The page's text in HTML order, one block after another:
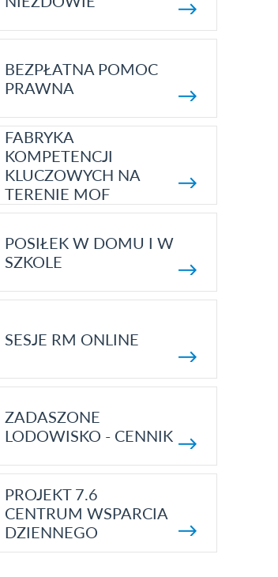
BEZPŁATNA POMOC
PRAWNA
FABRYKA
KOMPETENCJI
KLUCZOWYCH NA
TERENIE MOF
POSIŁEK W DOMU I W
SZKOLE
SESJE RM ONLINE
ZADASZONE
LODOWISKO - CENNIK
PROJEKT 7.6
CENTRUM WSPARCIA
DZIENNEGO